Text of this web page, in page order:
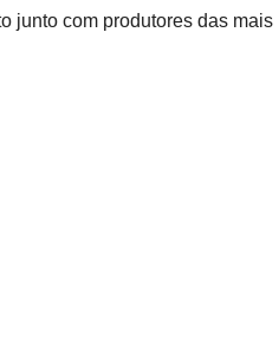
junto com produtores das mais